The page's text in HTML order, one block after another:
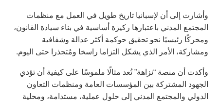
‏وأشارت إلى أن لإسبانيا تاريخ طويل في العمل مع منظمات
المجتمع المدني باعتبارها ركيزة أساسية في بناء سيادة القانون،
ومحركًا رئيسيًا نحو تحقيق حوكمة أكثر عدالة وشفافية
ومشاركة، الأمر الذي يشكل التزاما راسخا ومُتجذرا حتى اليوم.
وأكدت أن منصة “نزاهة” تُعد مثالًا ملموسًا على كيفية أن تؤدي
الجهود المشتركة بين المؤسسات العامة ومنظمات التعاون
الدولي والمجتمع المدني إلى حلول عملية، مستدامة، ومحلية